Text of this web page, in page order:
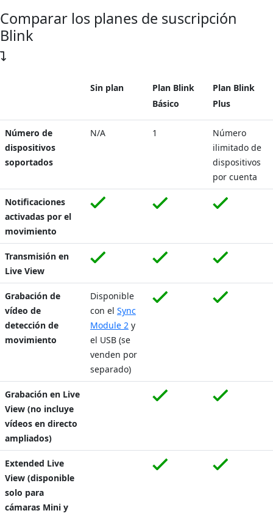
Comparar los planes de suscripción
Blink
Sin plan
Plan Blink
Básico
Plan Blink
Plus
Número de
dispositivos
soportados
N/A 1
Número
ilimitado de
dispositivos
por cuenta
Notificaciones
activadas por el
movimiento
Transmisión en
Live View
Grabación de
vídeo de
detección de
movimiento
Disponible
con el Sync
Module 2 y
el USB (se
venden por
separado)
Grabación en Live
View (no incluye
vídeos en directo
ampliados)
Extended Live
View (disponible
solo para
cámaras Mini y